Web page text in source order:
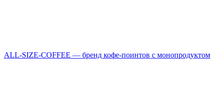
ALL-SIZE-COFFEE — бренд кофе-поинтов с монопродуктом